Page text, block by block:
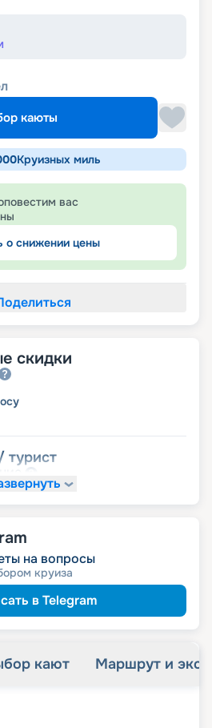
каюты
Круизных миль
вас
о снижении цены
скидки
турист
на дополнительных
/ турист
на вопросы
круиза
в Telegram
кают Маршрут и